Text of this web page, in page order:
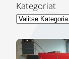
Kategoriat